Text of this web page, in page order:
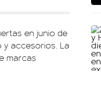
en junio de
y accesorios. La
marcas